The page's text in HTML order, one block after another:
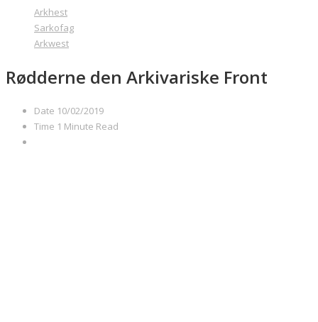
Arkhest
Sarkofag
Arkwest
Rødderne den Arkivariske Front
Date 10/02/2019
Time 1 Minute Read